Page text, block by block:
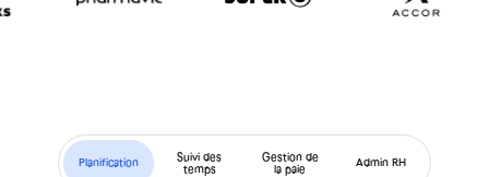
Planification
Suivi des
temps
Gestion de
la paie
Admin RH